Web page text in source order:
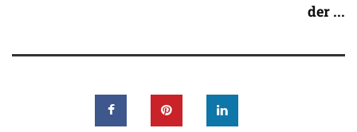
der ...